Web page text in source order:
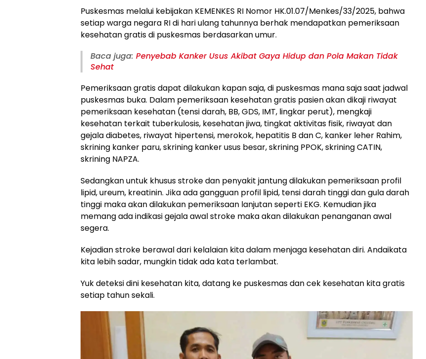
Puskesmas melalui kebijakan KEMENKES RI Nomor HK.01.07/Menkes/33/2025, bahwa
setiap warga negara RI di hari ulang tahunnya berhak mendapatkan pemeriksaan
kesehatan gratis di puskesmas berdasarkan umur.
Baca juga: Penyebab Kanker Usus Akibat Gaya Hidup dan Pola Makan Tidak
Sehat
Pemeriksaan gratis dapat dilakukan kapan saja, di puskesmas mana saja saat jadwal
puskesmas buka. Dalam pemeriksaan kesehatan gratis pasien akan dikaji riwayat
pemeriksaan kesehatan (tensi darah, BB, GDS, IMT, lingkar perut), mengkaji
kesehatan terkait tuberkulosis, kesehatan jiwa, tingkat aktivitas fisik, riwayat dan
gejala diabetes, riwayat hipertensi, merokok, hepatitis B dan C, kanker leher Rahim,
skrining kanker paru, skrining kanker usus besar, skrining PPOK, skrining CATIN,
skrining NAPZA.
Sedangkan untuk khusus stroke dan penyakit jantung dilakukan pemeriksaan profil
lipid, ureum, kreatinin. Jika ada gangguan profil lipid, tensi darah tinggi dan gula darah
tinggi maka akan dilakukan pemeriksaan lanjutan seperti EKG. Kemudian jika
memang ada indikasi gejala awal stroke maka akan dilakukan penanganan awal
segera.
Kejadian stroke berawal dari kelalaian kita dalam menjaga kesehatan diri. Andaikata
kita lebih sadar, mungkin tidak ada kata terlambat.
Yuk deteksi dini kesehatan kita, datang ke puskesmas dan cek kesehatan kita gratis
setiap tahun sekali.